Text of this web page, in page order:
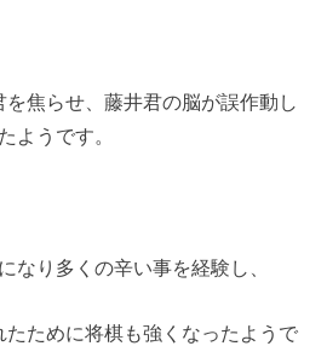
焦らせ、藤井君の脳が誤作動し
たようです。
なり多くの辛い事を経験し、
ために将棋も強くなったようで